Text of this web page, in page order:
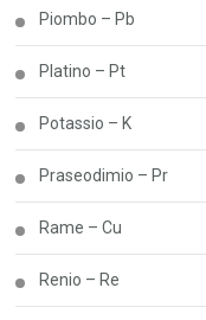
Piombo – Pb
Platino – Pt
Potassio – K
Praseodimio – Pr
Rame – Cu
Renio – Re